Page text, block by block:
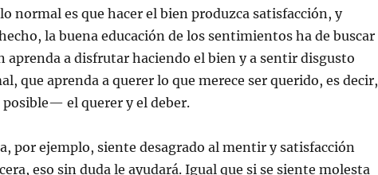
normal es que hacer el bien produzca satisfacción, y
la buena educación de los sentimientos ha de buscar
aprenda a disfrutar haciendo el bien y a sentir disgusto
que aprenda a querer lo que merece ser querido, es decir,
el querer y el deber.
por ejemplo, siente desagrado al mentir y satisfacción
eso sin duda le ayudará. Igual que si se siente molesta